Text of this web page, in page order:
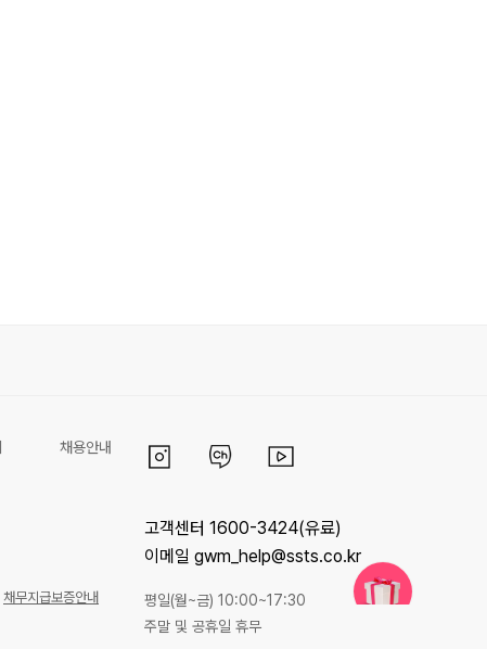
채용안내
채무지급보증안내
고객센터 1600-3424(유료)
이메일 gwm_help@ssts.co.kr
평일(월~금) 10:00~17:30
주말 및 공휴일 휴무